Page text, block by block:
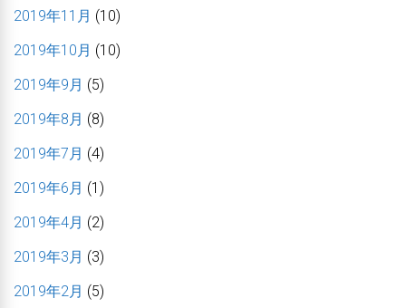
2019年11月 (10)
2019年10月 (10)
2019年9月 (5)
2019年8月 (8)
2019年7月 (4)
2019年6月 (1)
2019年4月 (2)
2019年3月 (3)
2019年2月 (5)